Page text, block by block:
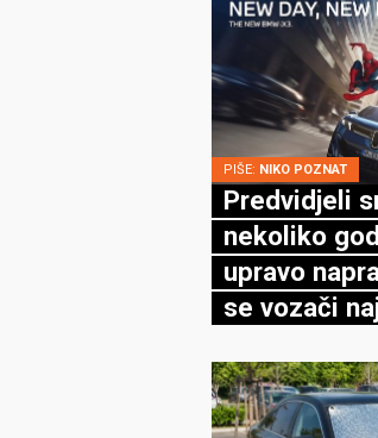
PIŠE: NIKO POZNAT
Predvidjeli
nekoliko
upravo
se vozači